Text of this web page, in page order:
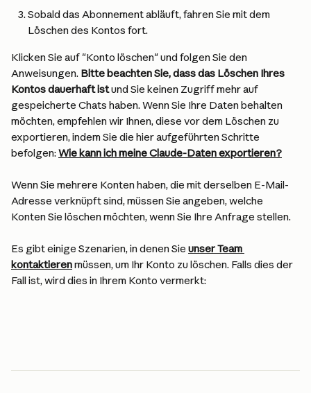
Sobald das Abonnement abläuft, fahren Sie mit dem
Löschen des Kontos fort.
Klicken Sie auf "Konto löschen" und folgen Sie den
Anweisungen. Bitte beachten Sie, dass das Löschen Ihres
Kontos dauerhaft ist und Sie keinen Zugriff mehr auf
gespeicherte Chats haben. Wenn Sie Ihre Daten behalten
möchten, empfehlen wir Ihnen, diese vor dem Löschen zu
exportieren, indem Sie die hier aufgeführten Schritte
befolgen: Wie kann ich meine Claude-Daten exportieren?
Wenn Sie mehrere Konten haben, die mit derselben E-Mail-
Adresse verknüpft sind, müssen Sie angeben, welche
Konten Sie löschen möchten, wenn Sie Ihre Anfrage stellen.
Es gibt einige Szenarien, in denen Sie unser Team
kontaktieren müssen, um Ihr Konto zu löschen. Falls dies der
Fall ist, wird dies in Ihrem Konto vermerkt: